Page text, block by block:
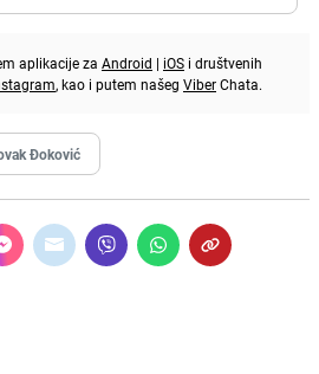
aplikacije za Android | iOS i društvenih
, kao i putem našeg ViberChata.
Đoković